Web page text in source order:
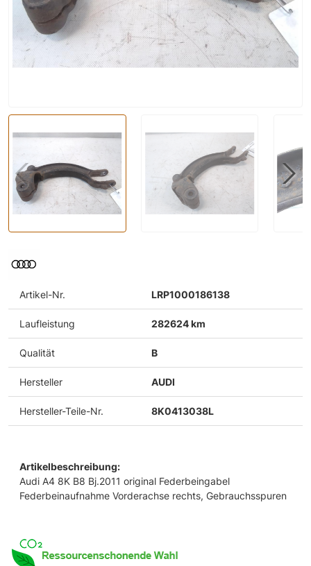
Artikel-Nr. LRP1000186138
Laufleistung 282624 km
Qualität B
Hersteller AUDI
Hersteller-Teile-Nr. 8K0413038L
Artikelbeschreibung:
Audi A4 8K B8 Bj.2011 original Federbeingabel
Federbeinaufnahme Vorderachse rechts, Gebrauchsspuren